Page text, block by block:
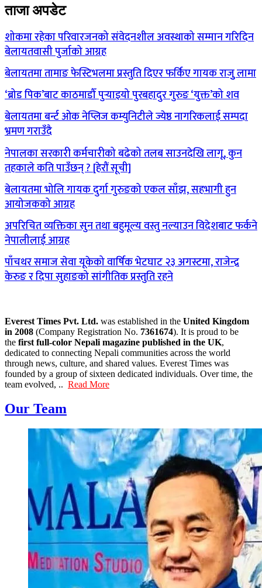
ताजा अपडेट
शोकमा रहेका परिवारजनको संवेदनशील अवस्थाको सम्मान गरिदिन
बेलायतवासी पुर्जाको आग्रह
बेलायतमा तामाङ फेस्टिभलमा प्रस्तुति दिएर फर्किए गायक राजुु लामा
‘ब्रोड पिक’बाट काठमाडौँ पुर्‍याइयो पुरबहादुर गुरुङ ‘युक्त’को शव
बेलायतमा बर्न्ट ओक नेप्लिज कम्युनिटीले ज्येष्ठ नागरिकलाई सम्पदा
भ्रमण गराउँदै
नेपालका सरकारी कर्मचारीको बढेको तलब साउनदेखि लागू, कुन
तहकाले कति पाउँछन् ? [हेरौं सूची]
बेलायतमा भोलि गायक दुर्गा गुरुङको एकल साँझ, सहभागी हुन
आयोजकको आग्रह
अपरिचित व्यक्तिका सुन तथा बहुमूल्य वस्तु नल्याउन विदेशबाट फर्कने
नेपालीलाई आग्रह
पाँचथर समाज सेवा यूकेको वार्षिक भेटघाट २३ अगस्टमा, राजेन्द्र
केरुङ र दिपा सुहाङको सांगीतिक प्रस्तुति रहने
Everest Times Pvt. Ltd. was established in the United Kingdom
in 2008 (Company Registration No. 7361674). It is proud to be
the first full-color Nepali magazine published in the UK,
dedicated to connecting Nepali communities across the world
through news, culture, and shared values. Everest Times was
founded by a group of sixteen dedicated individuals. Over time, the
team evolved, .. Read More
Our Team